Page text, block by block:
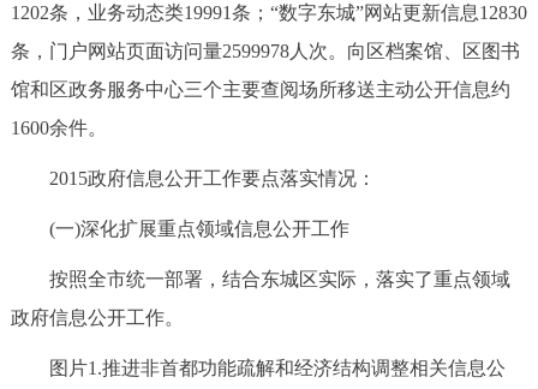
1202条，业务动态类19991条；“数字东城”网站更新信息12830
条，门户网站页面访问量2599978人次。向区档案馆、区图书
馆和区政务服务中心三个主要查阅场所移送主动公开信息约
1600余件。
2015政府信息公开工作要点落实情况：
(一)深化扩展重点领域信息公开工作
按照全市统一部署，结合东城区实际，落实了重点领域
政府信息公开工作。
图片1.推进非首都功能疏解和经济结构调整相关信息公